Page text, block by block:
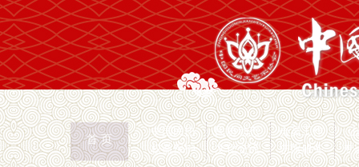
首 页
中国民协 民协动态 会员工作
权益保护
文化交流 志愿服务 专